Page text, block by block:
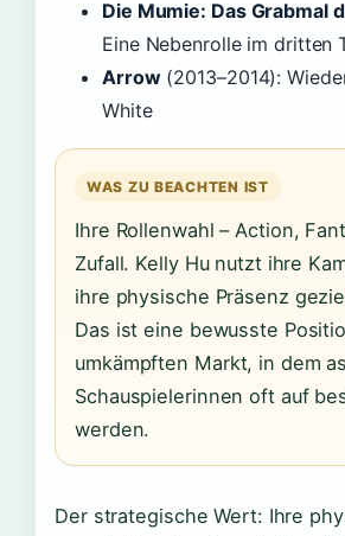
Die Mumie: Das Grabmal
Eine Nebenrolle im dritten
Arrow(2013–2014):
White
WAS ZU BEACHTEN IST
Ihre Rollenwahl – Action,
Zufall. Kelly Hu nutzt ihre
ihre physische Präsenz
Das ist eine bewusste
umkämpften Markt, in dem
Schauspielerinnen oft auf
werden.
Der strategische Wert: Ihre